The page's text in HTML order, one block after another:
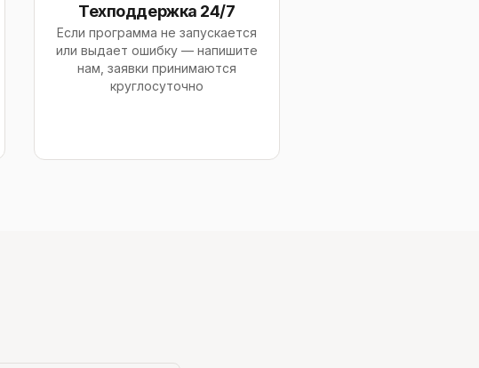
Техподдержка 24/7
Если программа не запускается
или выдает ошибку — напишите
нам, заявки принимаются
круглосуточно